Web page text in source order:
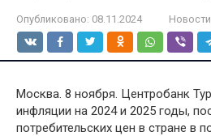
Опубликовано: 08.11.2024 Новости
Москва. 8 ноября. Центробанк
инфляции на 2024 и 2025 годы,
потребительских цен в стране в